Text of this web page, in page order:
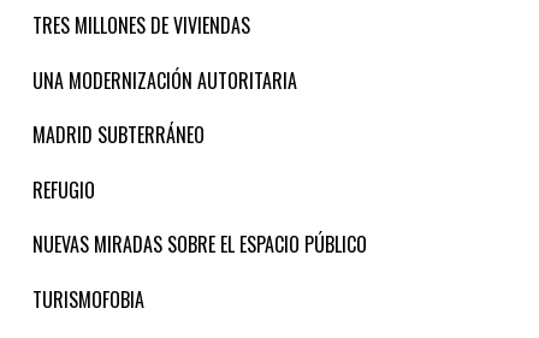
TRES MILLONES DE VIVIENDAS
UNA MODERNIZACIÓN AUTORITARIA
MADRID SUBTERRÁNEO
REFUGIO
NUEVAS MIRADAS SOBRE EL ESPACIO PÚBLICO
TURISMOFOBIA